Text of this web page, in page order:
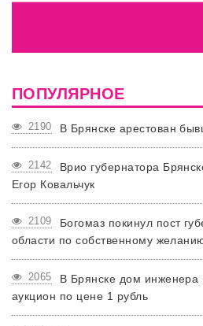
ПОПУЛЯРНОЕ
2190 В Брянске арестован
2142
Врио губернатора
Егор Ковальчук
2109
Богомаз покинул пост
области по собственному
2065
В Брянске дом инженера
аукцион по цене 1 рубль